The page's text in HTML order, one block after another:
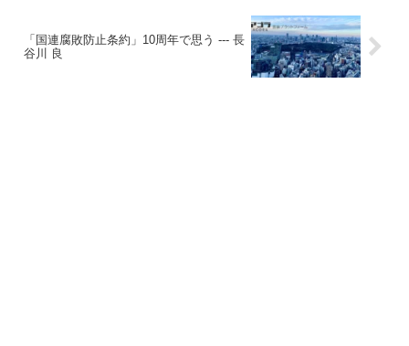
「国連腐敗防止条約」10周年で思う --- 長
谷川 良